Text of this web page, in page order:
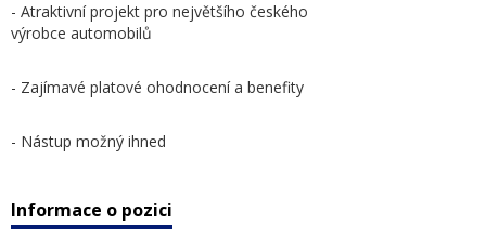
- Atraktivní projekt pro největšího českého
výrobce automobilů
- Zajímavé platové ohodnocení a benefity
- Nástup možný ihned
Informace o pozici